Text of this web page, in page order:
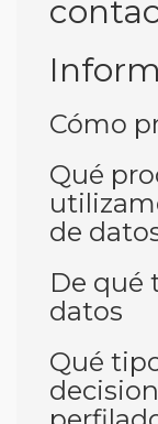
Cómo
Qué
de
De qué
datos
Qué